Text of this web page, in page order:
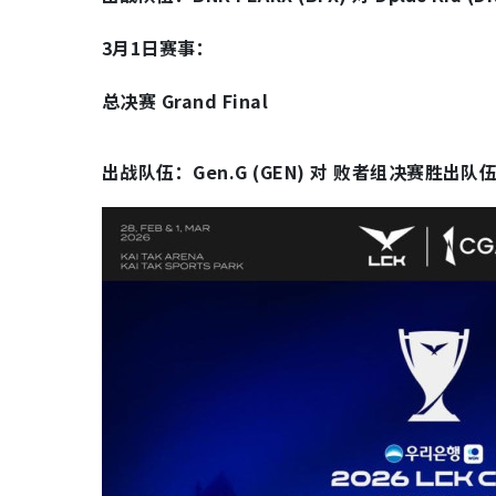
3月1日赛事：
总决赛 Grand Final
出战队伍：Gen.G (GEN) 对 败者组决赛胜出队